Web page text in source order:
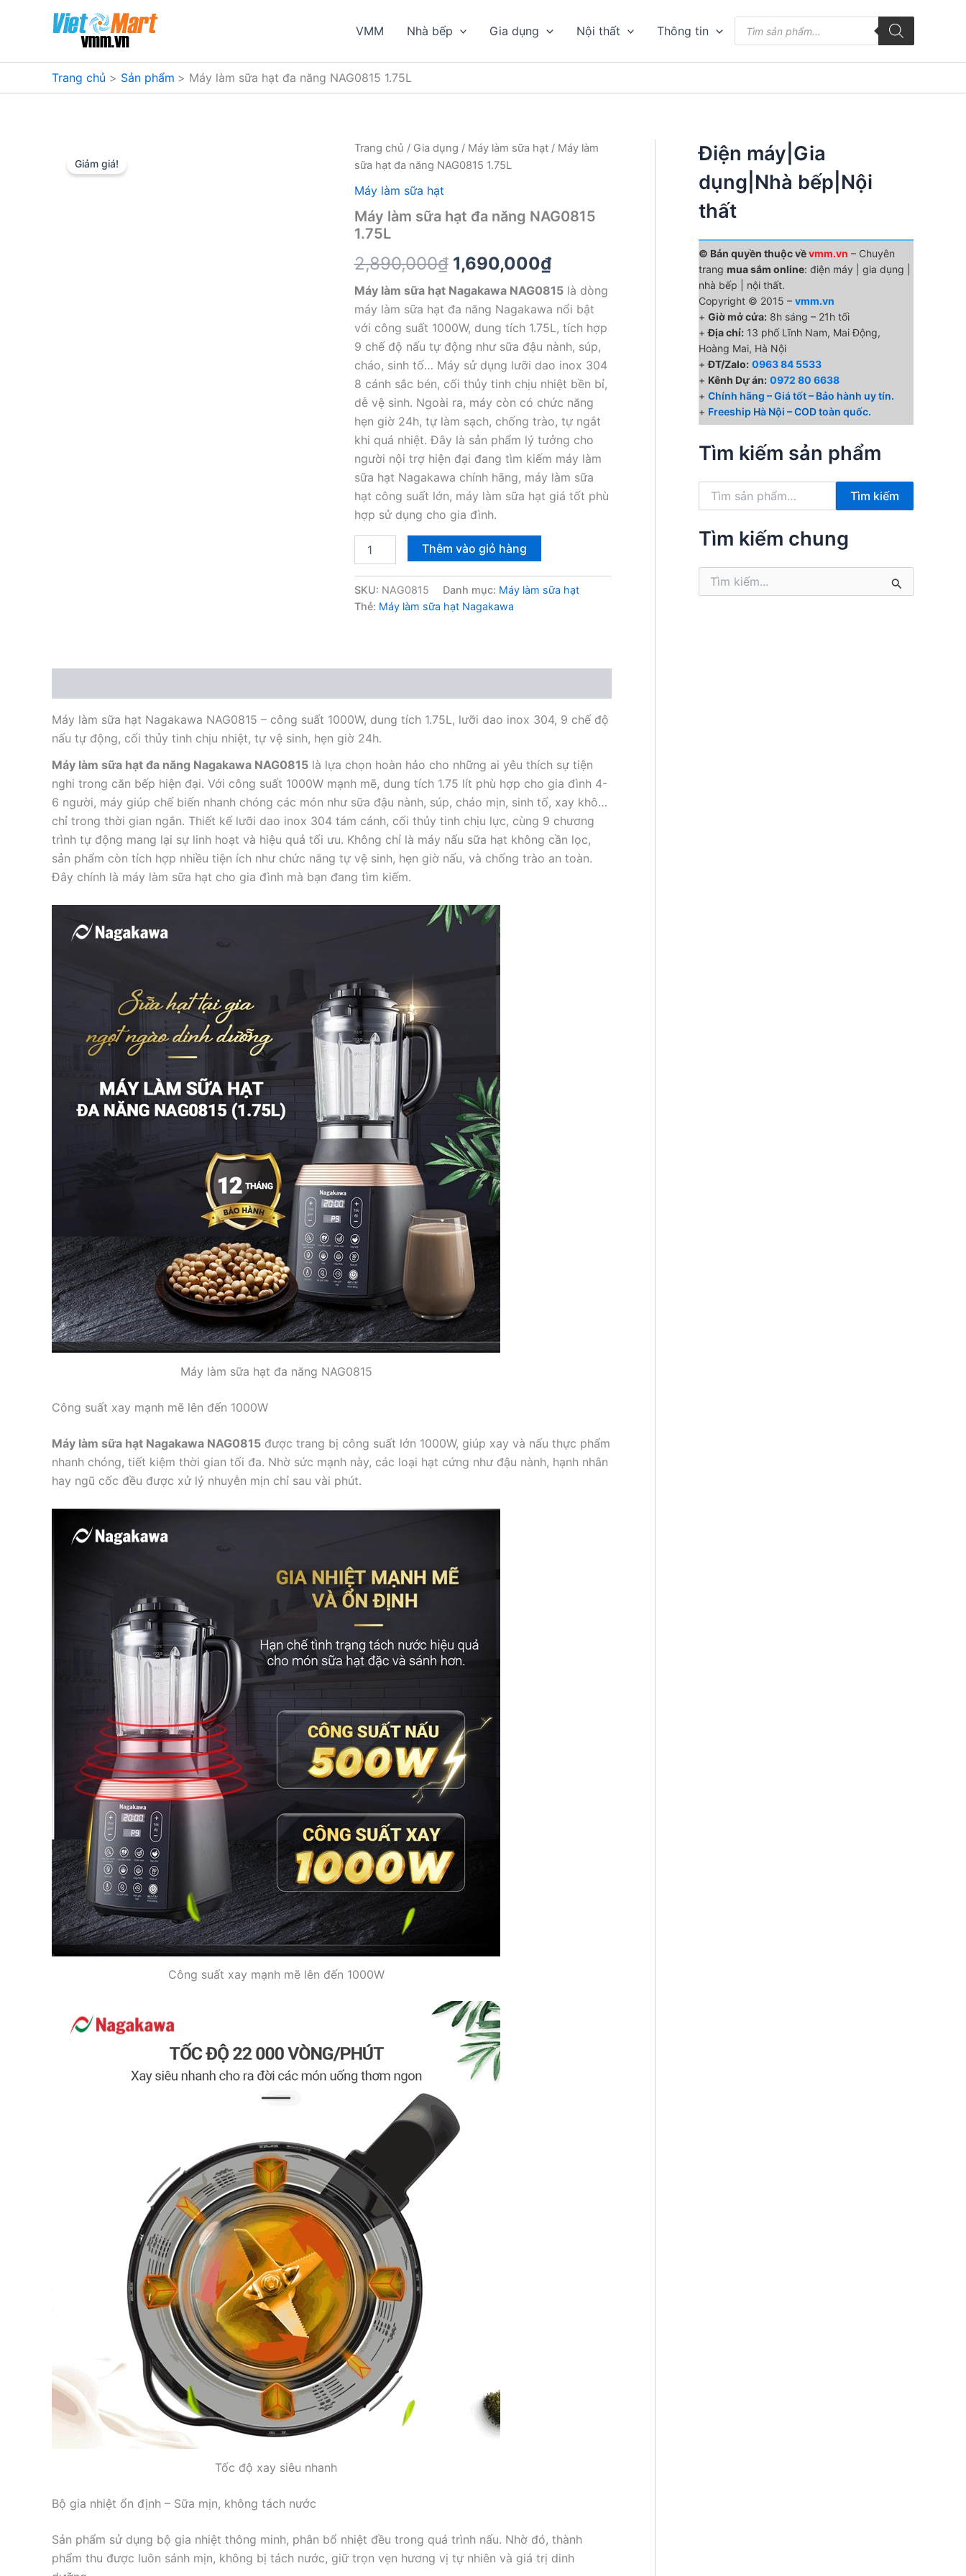
dung
VMM Nhà bếp Gia dụng Nội thất Thông tin
kiếm
phẩm
Trang chủ Sản phẩm Máy làm sữa hạt đa năng NAG0815 1.75L
Giảm giá!
Trang chủ / Gia dụng / Máy làm sữa hạt/ Máy làm
sữa hạt đa năng NAG0815 1.75L
Máy làm sữa hạt
Máy làm sữa hạt đa năng NAG0815
1.75L
2,890,000₫ Giá
gốc
là:
2,890,000₫.
1,690,000₫Giá
hiện
tại
là:
1,690,000₫.
Máy làm sữa hạt Nagakawa NAG0815là dòng
máy làm sữa hạt đa năng Nagakawa nổi bật
với công suất 1000W, dung tích 1.75L, tích hợp
9 chế độ nấu tự động như sữa đậu nành, súp,
cháo, sinh tố… Máy sử dụng lưỡi dao inox 304
8 cánh sắc bén, cối thủy tinh chịu nhiệt bền bỉ,
dễ vệ sinh. Ngoài ra, máy còn có chức năng
hẹn giờ 24h, tự làm sạch, chống trào, tự ngắt
khi quá nhiệt. Đây là sản phẩm lý tưởng cho
người nội trợ hiện đại đang tìm kiếm máy làm
sữa hạt Nagakawa chính hãng, máy làm sữa
hạt công suất lớn, máy làm sữa hạt giá tốt phù
hợp sử dụng cho gia đình.
hạt
năng
lượng
Thêm vào giỏ hàng
SKU: NAG0815 Danh mục: Máy làm sữa hạt
Thẻ: Máy làm sữa hạt Nagakawa
Máy làm sữa hạt Nagakawa NAG0815 – công suất 1000W, dung tích 1.75L, lưỡi dao inox 304, 9 chế độ
nấu tự động, cối thủy tinh chịu nhiệt, tự vệ sinh, hẹn giờ 24h.
Máy làm sữa hạt đa năng Nagakawa NAG0815 là lựa chọn hoàn hảo cho những ai yêu thích sự tiện
nghi trong căn bếp hiện đại. Với công suất 1000W mạnh mẽ, dung tích 1.75 lít phù hợp cho gia đình 4-
6 người, máy giúp chế biến nhanh chóng các món như sữa đậu nành, súp, cháo mịn, sinh tố, xay khô…
chỉ trong thời gian ngắn. Thiết kế lưỡi dao inox 304 tám cánh, cối thủy tinh chịu lực, cùng 9 chương
trình tự động mang lại sự linh hoạt và hiệu quả tối ưu. Không chỉ là máy nấu sữa hạt không cần lọc,
sản phẩm còn tích hợp nhiều tiện ích như chức năng tự vệ sinh, hẹn giờ nấu, và chống trào an toàn.
Đây chính là máy làm sữa hạt cho gia đình mà bạn đang tìm kiếm.
Máy làm sữa hạt đa năng NAG0815
Công suất xay mạnh mẽ lên đến 1000W
Máy làm sữa hạt Nagakawa NAG0815 được trang bị công suất lớn 1000W, giúp xay và nấu thực phẩm
nhanh chóng, tiết kiệm thời gian tối đa. Nhờ sức mạnh này, các loại hạt cứng như đậu nành, hạnh nhân
hay ngũ cốc đều được xử lý nhuyễn mịn chỉ sau vài phút.
Công suất xay mạnh mẽ lên đến 1000W
Tốc độ xay siêu nhanh
Bộ gia nhiệt ổn định – Sữa mịn, không tách nước
Sản phẩm sử dụng bộ gia nhiệt thông minh, phân bổ nhiệt đều trong quá trình nấu. Nhờ đó, thành
phẩm thu được luôn sánh mịn, không bị tách nước, giữ trọn vẹn hương vị tự nhiên và giá trị dinh
Điện máy|Gia
dụng|Nhà bếp|Nội
thất
© Bản quyền thuộc vềvmm.vn – Chuyên
trang mua sắm online: điện máy | gia dụng |
nhà bếp | nội thất.
Copyright © 2015 – vmm.vn
+ Giờ mở cửa: 8h sáng – 21h tối
+Địa chỉ: 13 phố Lĩnh Nam, Mai Động,
Hoàng Mai, Hà Nội
+ĐT/Zalo: 0963 84 5533
+ Kênh Dự án: 0972 80 6638
+ Chính hãng – Giá tốt – Bảo hành uy tín.
+ Freeship Hà Nội – COD toàn quốc.
Tìm kiếm sản phẩm
k
Tìm kiếm
Tìm kiếm chung